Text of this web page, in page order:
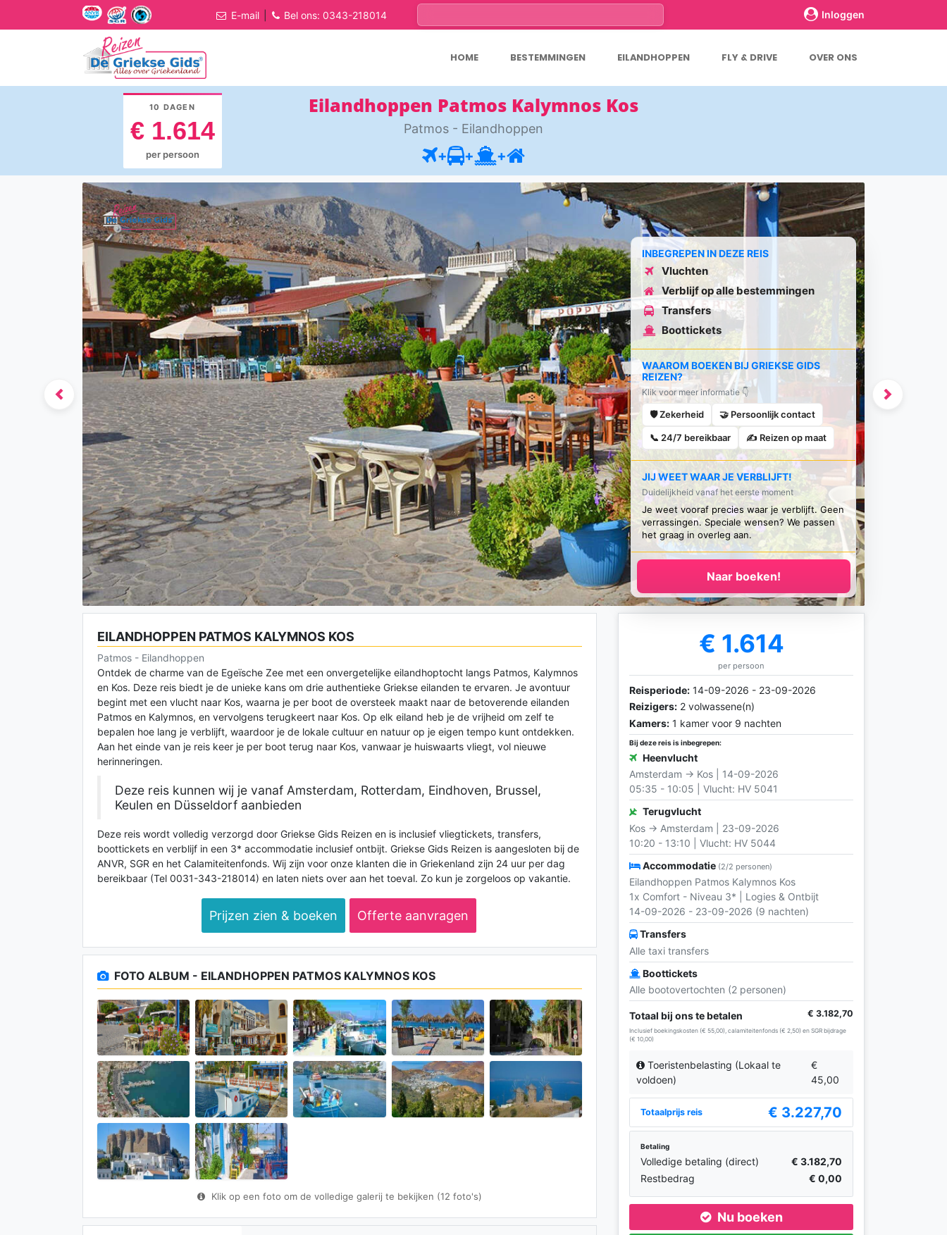
E-mail Bel ons: 0343-218014 Inloggen
HOME BESTEMMINGEN EILANDHOPPEN FLY & DRIVE OVER ONS
10 DAGEN
€ 1.614
per persoon
Eilandhoppen Patmos Kalymnos Kos
Patmos - Eilandhoppen
+ + +
Previous Next
INBEGREPEN IN DEZE REIS
Vluchten
Verblijf op alle bestemmingen
Transfers
Boottickets
WAAROM BOEKEN BIJ GRIEKSE GIDS
REIZEN?
Klik voor meer informatie 👇
🛡️ Zekerheid 🤝 Persoonlijk contact
📞 24/7 bereikbaar ✍️ Reizen op maat
JIJ WEET WAAR JE VERBLIJFT!
Duidelijkheid vanaf het eerste moment
Je weet vooraf precies waar je verblijft. Geen
verrassingen. Speciale wensen? We passen
het graag in overleg aan.
Naar boeken!
EILANDHOPPEN PATMOS KALYMNOS KOS
Patmos - Eilandhoppen
Ontdek de charme van de Egeïsche Zee met een onvergetelijke eilandhoptocht langs Patmos, Kalymnos
en Kos. Deze reis biedt je de unieke kans om drie authentieke Griekse eilanden te ervaren. Je avontuur
begint met een vlucht naar Kos, waarna je per boot de oversteek maakt naar de betoverende eilanden
Patmos en Kalymnos, en vervolgens terugkeert naar Kos. Op elk eiland heb je de vrijheid om zelf te
bepalen hoe lang je verblijft, waardoor je de lokale cultuur en natuur op je eigen tempo kunt ontdekken.
Aan het einde van je reis keer je per boot terug naar Kos, vanwaar je huiswaarts vliegt, vol nieuwe
herinneringen.
Deze reis kunnen wij je vanaf Amsterdam, Rotterdam, Eindhoven, Brussel,
Keulen en Düsseldorf aanbieden
Deze reis wordt volledig verzorgd door Griekse Gids Reizen en is inclusief vliegtickets, transfers,
boottickets en verblijf in een 3* accommodatie inclusief ontbijt. Griekse Gids Reizen is aangesloten bij de
ANVR, SGR en het Calamiteitenfonds. Wij zijn voor onze klanten die in Griekenland zijn 24 uur per dag
bereikbaar (Tel 0031-343-218014) en laten niets over aan het toeval. Zo kun je zorgeloos op vakantie.
Prijzen zien & boeken Offerte aanvragen
FOTO ALBUM - EILANDHOPPEN PATMOS KALYMNOS KOS
Klik op een foto om de volledige galerij te bekijken (12 foto's)
€ 1.614
per persoon
Reisperiode: 14-09-2026 - 23-09-2026
Reizigers: 2 volwassene(n)
Kamers: 1 kamer voor 9 nachten
Bij deze reis is inbegrepen:
Heenvlucht
Amsterdam → Kos | 14-09-2026
05:35 - 10:05 | Vlucht: HV 5041
Terugvlucht
Kos → Amsterdam | 23-09-2026
10:20 - 13:10 | Vlucht: HV 5044
Accommodatie (2/2 personen)
Eilandhoppen Patmos Kalymnos Kos
1x Comfort - Niveau 3* | Logies & Ontbijt
14-09-2026 - 23-09-2026 (9 nachten)
Transfers
Alle taxi transfers
Boottickets
Alle bootovertochten (2 personen)
Totaal bij ons te betalen € 3.182,70
Inclusief boekingskosten (€ 55,00), calamiteitenfonds (€ 2,50) en SGR bijdrage
(€ 10,00)
Toeristenbelasting (Lokaal te
voldoen)
€
45,00
Totaalprijs reis € 3.227,70
Betaling
Volledige betaling (direct)
€ 3.182,70
Restbedrag
€ 0,00
Nu boeken